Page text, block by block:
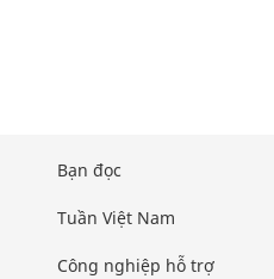
Bạn đọc
Tuần Việt Nam
Công nghiệp hỗ trợ